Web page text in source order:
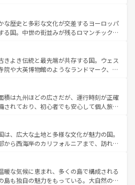
って風土や気候が異なるスペインはその個
性で訪れる人を魅了する。 なお、新着のスペイン情報は コ
参照してほしい。
が詰まっている。華麗な宮殿、歴史的な大
ーチ、そして豊かな自然が、訪れる者を心
また、フランスは美食の国としても知ら
ンの発祥地であるランス、プロヴァンスの
ダー畑など、多彩な楽しみ方が可能だ。さ
の地域にも魅力が溢れており、どの街角に
運ぶとそれぞれで全く異なる文化を体験で
るだろう。 なお、新着のフランス情報はコンテンツ一覧
い。
な歴史と多彩な文化が交差するヨーロッパ
る国。中世の街並みが残るロマンチック街
は、どこを歩いても飽きることがない。ベ
活気、バイエルン州のアルプスの絶景、そ
いのワイン畑といった風景は必見。ビール
はぜひ体験してほしい。 なお、新着の
ンテンツ一覧を参照してほしい。
きよき伝統と最先端が共存する国。ウェス
院や大英博物館のようなランドマーク、歴
る魅力がある。また、優雅なアフタヌーン
好きにはたまらない英国パブ、サッカー観
からこそできる体験も豊富。イギリスを旅
してほしい。
積は九州ほどの広さだが、運行時刻が正確
されており、初心者でも安心して個人旅行
ま残る町や、スイスならではのユニークな
アルプス観光だけでなく町歩きも満喫する
国民の所得が高いため物価も高いが、旅行
観光を楽しむこともできる。 なお、新
はコンテンツ一覧 を参照してほしい。
は、広大な土地と多様な文化が魅力の国。
から西海岸のカリフォルニアまで、訪れる
市は、観光、ショッピング、エンターテイ
った刺激的なスポットだ。一方、アメリカ
が広がり、グランドキャニオンやイエロー
暖な気候に恵まれ、多くの島で構成される
島も独自の魅力をもっている。大自然の神